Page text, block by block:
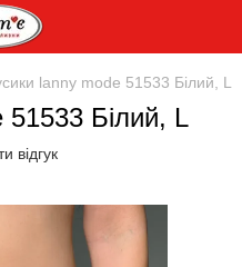
lanny mode 51533 Білий, L
51533 Білий, L
відгук